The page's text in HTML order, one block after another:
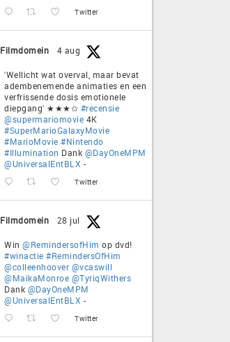
Twitter
Filmdomein 4 aug
'Wellicht wat overval, maar bevat
adembenemende animaties en een
verfrissende dosis emotionele
diepgang' ★★★✩ #recensie
@supermariomovie 4K
#SuperMarioGalaxyMovie
#MarioMovie #Nintendo
#Illumination Dank @DayOneMPM
@UniversalEntBLX -
Twitter
Filmdomein 28 jul
Win @RemindersofHim op dvd!
#winactie #RemindersOfHim
@colleenhoover @vcaswill
@MaikaMonroe @TyriqWithers
Dank @DayOneMPM
@UniversalEntBLX -
Twitter